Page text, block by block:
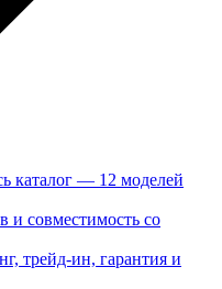
каталог — 12 моделей
и совместимость со
трейд-ин, гарантия и